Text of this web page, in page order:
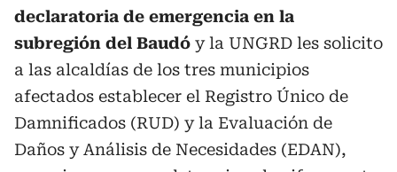
declaratoria de emergencia en la
subregión del Baudó y la UNGRD les solicito
a las alcaldías de los tres municipios
afectados establecer el Registro Único de
Damnificados (RUD) y la Evaluación de
Daños y Análisis de Necesidades (EDAN),